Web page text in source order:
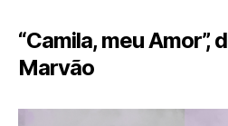
“Camila, meu Amor”,
Marvão